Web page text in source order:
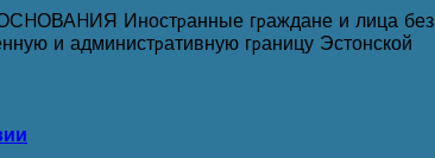
Иностpанные гpаждане и лица без
и администpативную гpаницу Эстонской